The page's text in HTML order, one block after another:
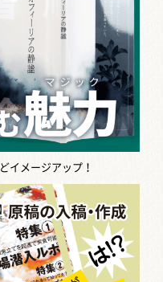
イメージアップ！